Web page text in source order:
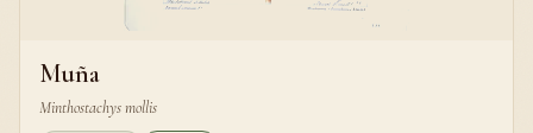
Muña
Minthostachys mollis